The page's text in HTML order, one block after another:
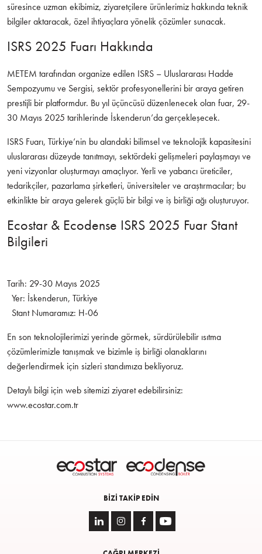
süresince uzman ekibimiz, ziyaretçilere ürünlerimiz hakkında teknik
bilgiler aktaracak, özel ihtiyaçlara yönelik çözümler sunacak.
ISRS 2025 Fuarı Hakkında
METEM tarafından organize edilen ISRS – Uluslararası Hadde
Sempozyumu ve Sergisi, sektör profesyonellerini bir araya getiren
prestijli bir platformdur. Bu yıl üçüncüsü düzenlenecek olan fuar, 29-
30 Mayıs 2025 tarihlerinde İskenderun’da gerçekleşecek.
ISRS Fuarı, Türkiye’nin bu alandaki bilimsel ve teknolojik kapasitesini
uluslararası düzeyde tanıtmayı, sektördeki gelişmeleri paylaşmayı ve
yeni vizyonlar oluşturmayı amaçlıyor. Yerli ve yabancı üreticiler,
tedarikçiler, pazarlama şirketleri, üniversiteler ve araştırmacılar; bu
etkinlikte bir araya gelerek güçlü bir bilgi ve iş birliği ağı oluşturuyor.
Ecostar & Ecodense ISRS 2025 Fuar Stant
Bilgileri
Tarih: 29-30 Mayıs 2025
Yer: İskenderun, Türkiye
Stant Numaramız: H-06
En son teknolojilerimizi yerinde görmek, sürdürülebilir ısıtma
çözümlerimizle tanışmak ve bizimle iş birliği olanaklarını
değerlendirmek için sizleri standımıza bekliyoruz.
Detaylı bilgi için web sitemizi ziyaret edebilirsiniz:
www.ecostar.com.tr
BIZI TAKIP EDIN